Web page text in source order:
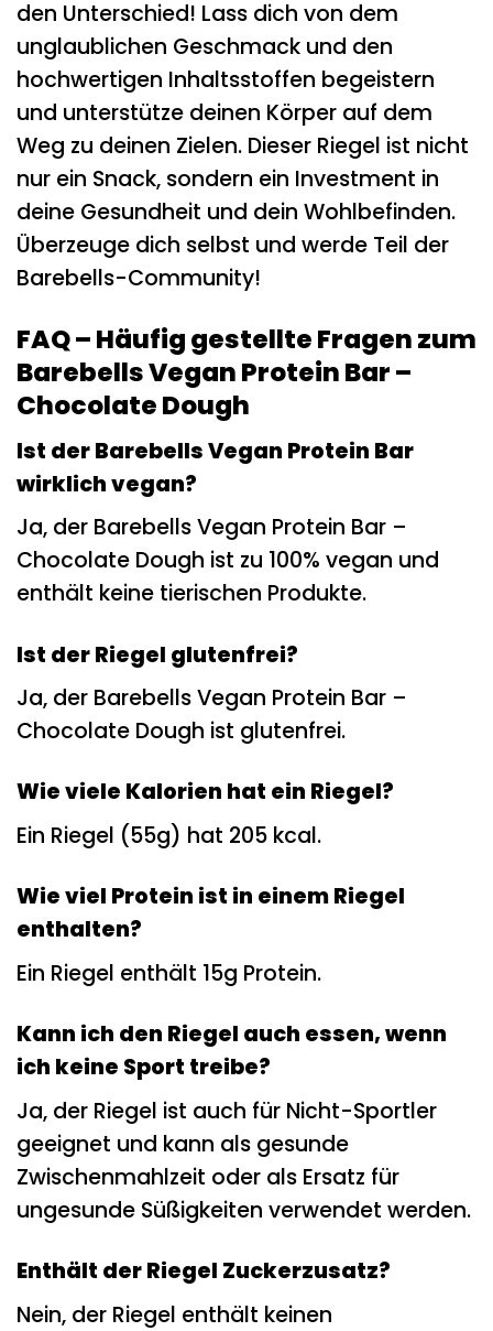
den Unterschied! Lass dich von dem
unglaublichen Geschmack und den
hochwertigen Inhaltsstoffen begeistern
und unterstütze deinen Körper auf dem
Weg zu deinen Zielen. Dieser Riegel ist nicht
nur ein Snack, sondern ein Investment in
deine Gesundheit und dein Wohlbefinden.
Überzeuge dich selbst und werde Teil der
Barebells-Community!
FAQ – Häufig gestellte Fragen zum
Barebells Vegan Protein Bar –
Chocolate Dough
Ist der Barebells Vegan Protein Bar
wirklich vegan?
Ja, der Barebells Vegan Protein Bar –
Chocolate Dough ist zu 100% vegan und
enthält keine tierischen Produkte.
Ist der Riegel glutenfrei?
Ja, der Barebells Vegan Protein Bar –
Chocolate Dough ist glutenfrei.
Wie viele Kalorien hat ein Riegel?
Ein Riegel (55g) hat 205 kcal.
Wie viel Protein ist in einem Riegel
enthalten?
Ein Riegel enthält 15g Protein.
Kann ich den Riegel auch essen, wenn
ich keine Sport treibe?
Ja, der Riegel ist auch für Nicht-Sportler
geeignet und kann als gesunde
Zwischenmahlzeit oder als Ersatz für
ungesunde Süßigkeiten verwendet werden.
Enthält der Riegel Zuckerzusatz?
Nein, der Riegel enthält keinen